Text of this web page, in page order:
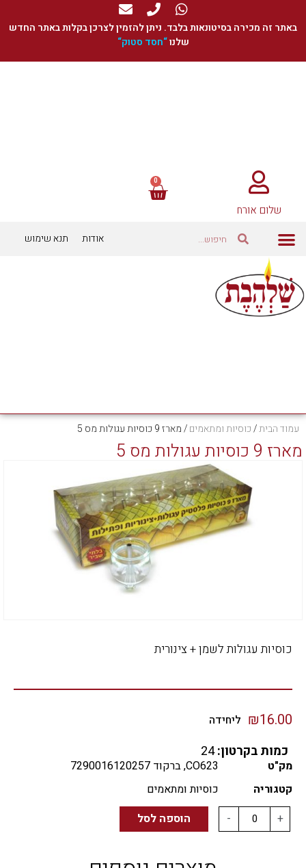
באתר זה מכירה בסיטונאות בלבד. ניתן להזמין לצרכן בקלות באתר החדש
שלנו“חסד סטוק“
שלום אורח
אודות תנא שימוש
עמוד הבית/כוסיות ומתאמים/ מארז 9 כוסיות עגולות מס 5
מארז 9 כוסיות עגולות מס 5
כוסיות עגולות לשמן + צינורית
₪16.00 ליחידה
כמות בקרטון:24
מק"ט
CO623, ברקוד 7290016120257
קטגוריה
כוסיות ומתאמים
-
+ הוספה לסל